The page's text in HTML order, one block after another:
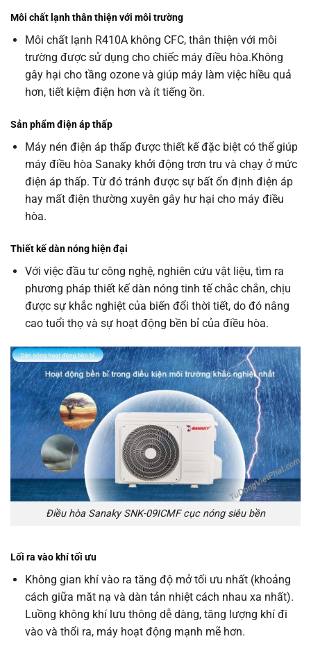
Môi chất lạnh thân thiện với môi trường
Môi chất lạnh R410A không CFC, thân thiện với môi
trường được sử dụng cho chiếc máy điều hòa.Không
gây hại cho tầng ozone và giúp máy làm việc hiều quả
hơn, tiết kiệm điện hơn và ít tiếng ồn.
Sản phẩm điện áp thấp
Máy nén điện áp thấp được thiết kế đặc biệt có thể giúp
máy điều hòa Sanaky khởi động trơn tru và chạy ở mức
điện áp thấp. Từ đó tránh được sự bất ổn định điện áp
hay mất điện thường xuyên gây hư hại cho máy điều
hòa.
Thiết kế dàn nóng hiện đại
Với việc đầu tư công nghệ, nghiên cứu vật liệu, tìm ra
phương pháp thiết kế dàn nóng tinh tế chắc chắn, chịu
được sự khắc nghiệt của biến đổi thời tiết, do đó nâng
cao tuổi thọ và sự hoạt động bền bỉ của điều hòa.
Điều hòa Sanaky SNK-09ICMF cục nóng siêu bền
Lối ra vào khí tối ưu
Không gian khí vào ra tăng độ mở tối ưu nhất (khoảng
cách giữa măt nạ và dàn tản nhiệt cách nhau xa nhất).
Luồng không khí lưu thông dễ dàng, tăng lượng khí đi
vào và thổi ra, máy hoạt động mạnh mẽ hơn.